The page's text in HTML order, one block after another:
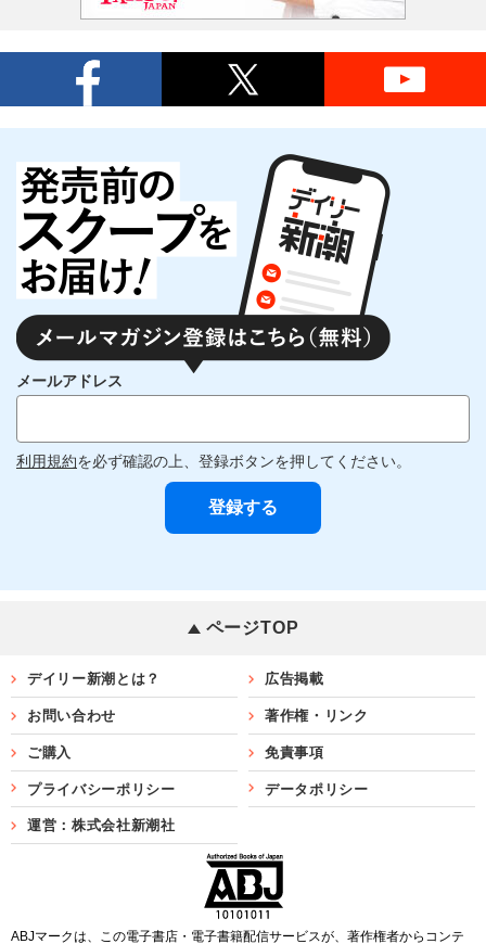
メールアドレス
利用規約を必ず確認の上、登録ボタンを押してください。
ページTOP
デイリー新潮とは？ 広告掲載
お問い合わせ 著作権・リンク
ご購入 免責事項
プライバシーポリシー データポリシー
運営：株式会社新潮社
ABJマークは、この電子書店・電子書籍配信サービスが、著作権者からコンテ